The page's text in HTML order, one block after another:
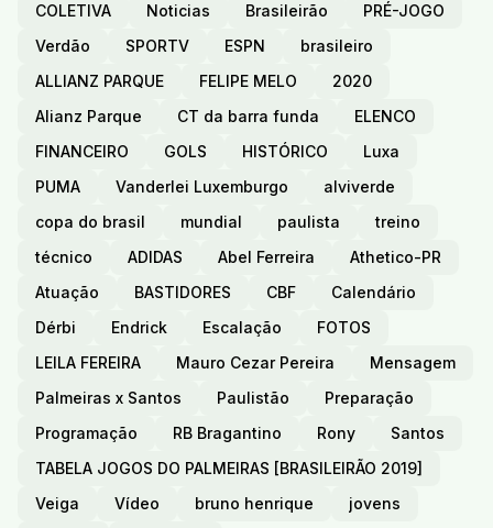
COLETIVA
Noticias Brasileirão
PRÉ-JOGO
Verdão
SPORTV ESPN
brasileiro
ALLIANZ PARQUE
FELIPE MELO
2020
Alianz Parque
CT da barra funda
ELENCO
FINANCEIRO
GOLS HISTÓRICO
Luxa
PUMA
Vanderlei Luxemburgo
alviverde
copa do brasil
mundial paulista
treino
técnico
ADIDAS Abel Ferreira
Athetico-PR
Atuação
BASTIDORES CBF
Calendário
Dérbi
Endrick Escalação
FOTOS
LEILA FEREIRA
Mauro Cezar Pereira
Mensagem
Palmeiras x Santos
Paulistão
Preparação
Programação
RB Bragantino Rony
Santos
TABELA JOGOS DO PALMEIRAS [BRASILEIRÃO 2019]
Veiga
Vídeo bruno henrique
jovens